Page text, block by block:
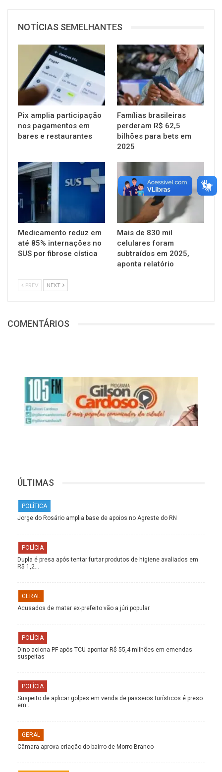
NOTÍCIAS SEMELHANTES
Pix amplia participação
nos pagamentos em
bares e restaurantes
Famílias brasileiras
perderam R$ 62,5
bilhões para bets em
2025
Medicamento reduz em
até 85% internações no
SUS por fibrose cística
Mais de 830 mil
celulares foram
subtraídos em 2025,
aponta relatório
PREV NEXT
COMENTÁRIOS
ÚLTIMAS
POLÍTICA
Jorge do Rosário amplia base de apoios no Agreste do RN
POLÍCIA
Dupla é presa após tentar furtar produtos de higiene avaliados em
R$ 1,2…
GERAL
Acusados de matar ex-prefeito vão a júri popular
POLÍCIA
Dino aciona PF após TCU apontar R$ 55,4 milhões em emendas
suspeitas
POLÍCIA
Suspeito de aplicar golpes em venda de passeios turísticos é preso
em…
GERAL
Câmara aprova criação do bairro de Morro Branco